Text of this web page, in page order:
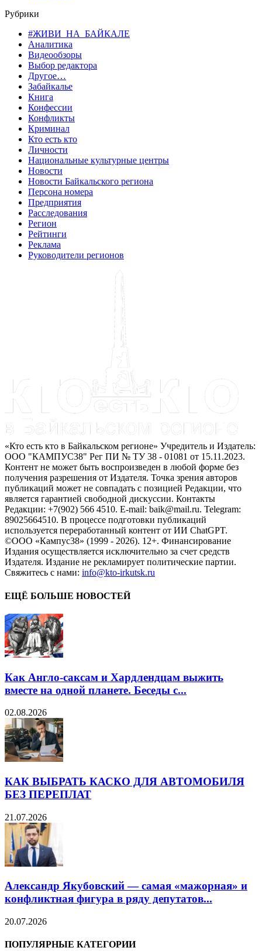
Рубрики
#ЖИВИ_НА_БАЙКАЛЕ
Аналитика
Видеообзоры
Выбор редактора
Другое…
Забайкалье
Книга
Конфессии
Конфликты
Криминал
Кто есть кто
Личности
Национальные культурные центры
Новости
Новости Байкальского региона
Персона номера
Предприятия
Расследования
Регион
Рейтинги
Реклама
Руководители регионов
«Кто есть кто в Байкальском регионе» Учредитель и Издатель:
ООО "КАМПУС38" Рег ПИ № ТУ 38 - 01081 от 15.11.2023.
Контент не может быть воспроизведен в любой форме без
получения разрешения от Издателя. Точка зрения авторов
публикаций может не совпадать с позицией Редакции, что
является гарантией свободной дискуссии. Контакты
Редакции: +7(902) 566 4510. E-mail: baik@mail.ru. Telegram:
89025664510. В процессе подготовки публикаций
используется переработанный контент от ИИ ChatGPT.
©ООО «Кампус38» (1999 - 2026). 12+. Финансирование
Издания осуществляется исключительно за счет средств
Издателя. Издание не рекламирует политические партии.
Свяжитесь с нами: info@kto-irkutsk.ru
ЕЩЁ БОЛЬШЕ НОВОСТЕЙ
Как Англо-саксам и Хардлендцам выжить
вместе на одной планете. Беседы с...
02.08.2026
КАК ВЫБРАТЬ КАСКО ДЛЯ АВТОМОБИЛЯ
БЕЗ ПЕРЕПЛАТ
21.07.2026
Александр Якубовский — самая «мажорная» и
конфликтная фигура в ряду депутатов...
20.07.2026
ПОПУЛЯРНЫЕ КАТЕГОРИИ